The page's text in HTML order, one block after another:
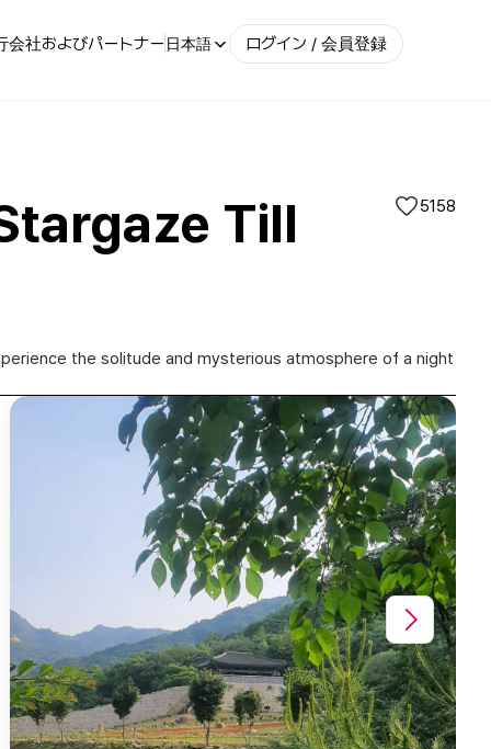
会社およびパートナー 日本語 ログイン / 会員登録
Till
5158
the solitude and mysterious atmosphere of a night